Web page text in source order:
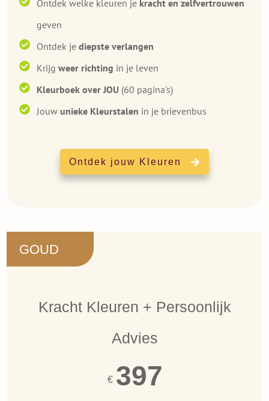
Ontdek welke kleuren je kracht en zelfvertrouwen
geven
Ontdek je diepste verlangen
Krijg weer richting in je leven
Kleurboek over JOU (60 pagina's)
Jouw unieke Kleurstalen in je brievenbus
Ontdek jouw Kleuren
GOUD
Kracht Kleuren + Persoonlijk
Advies
€ 397